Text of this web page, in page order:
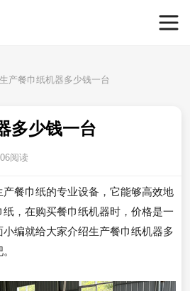
生产餐巾纸机器多少钱一台
多少钱一台
阅读
餐巾纸的专业设备，它能够高效地
，在购买餐巾纸机器时，价格是一
编就给大家介绍生产餐巾纸机器多